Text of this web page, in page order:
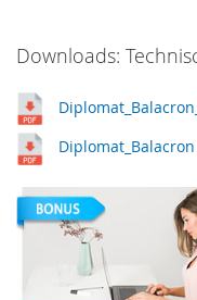
Downloads:
Diplomat_Balacron